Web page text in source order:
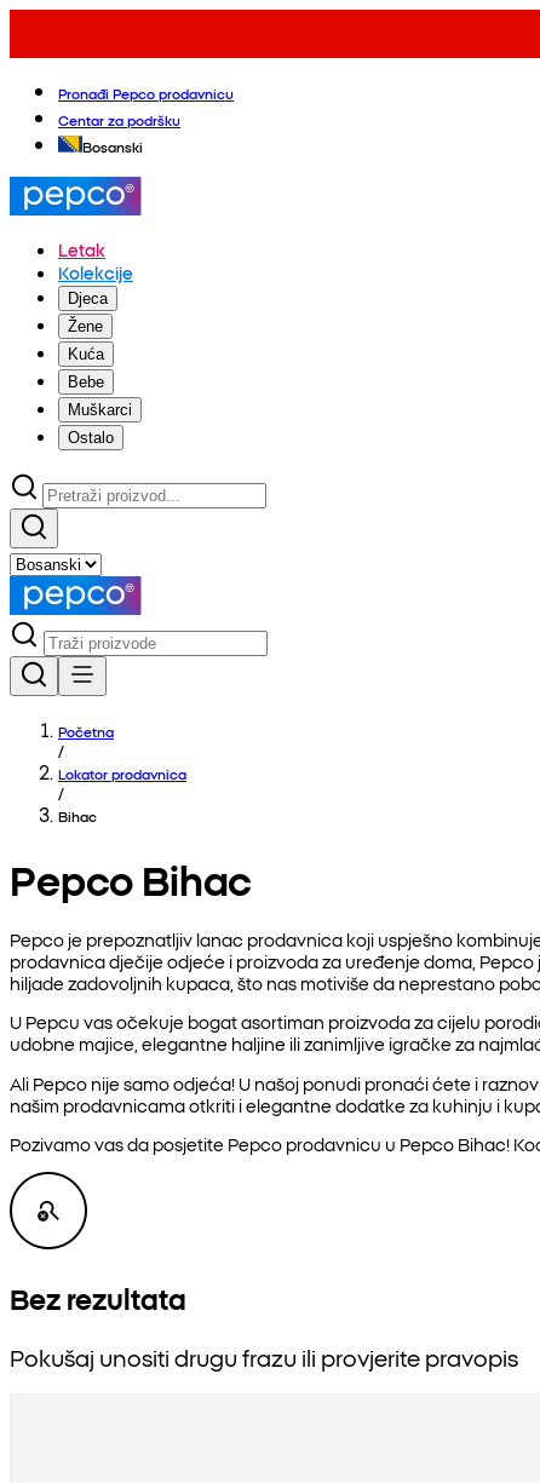
Pronađi Pepco prodavnicu
Centar za podršku
Bosanski
Letak
Kolekcije
Djeca
Žene
Kuća
Bebe
Muškarci
Ostalo
Početna
/
Lokator prodavnica
/
Bihac
Pepco Bihac
Pepco je prepoznatljiv lanac prodavnica koji uspješno
prodavnica dječije odjeće i proizvoda za uređenje doma,
hiljade zadovoljnih kupaca, što nas motiviše da neprestano
U Pepcu vas očekuje bogat asortiman proizvoda za cijelu
udobne majice, elegantne haljine ili zanimljive igračke za
Ali Pepco nije samo odjeća! U našoj ponudi pronaći ćete i
našim prodavnicama otkriti i elegantne dodatke za kuhinju i
Pozivamo vas da posjetite Pepco prodavnicu u Pepco Bihac!
Bez rezultata
Pokušaj unositi drugu frazu ili provjerite pravopis